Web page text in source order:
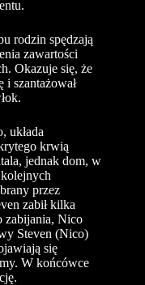
rodzin spędzają
zawartości
Okazuje się, że
i szantażował
układa
krwią
jednak dom, w
przez
zabił kilka
zabijania, Nico
Steven (Nico)
się
W końcówce